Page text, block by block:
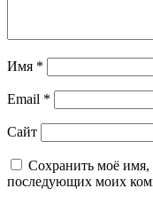
Имя *
Email *
Сайт
Сохранить моё имя,
последующих моих